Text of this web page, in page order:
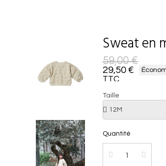
Sweat en
59,00 €
29,50 €
TTC
Taille
Quantité